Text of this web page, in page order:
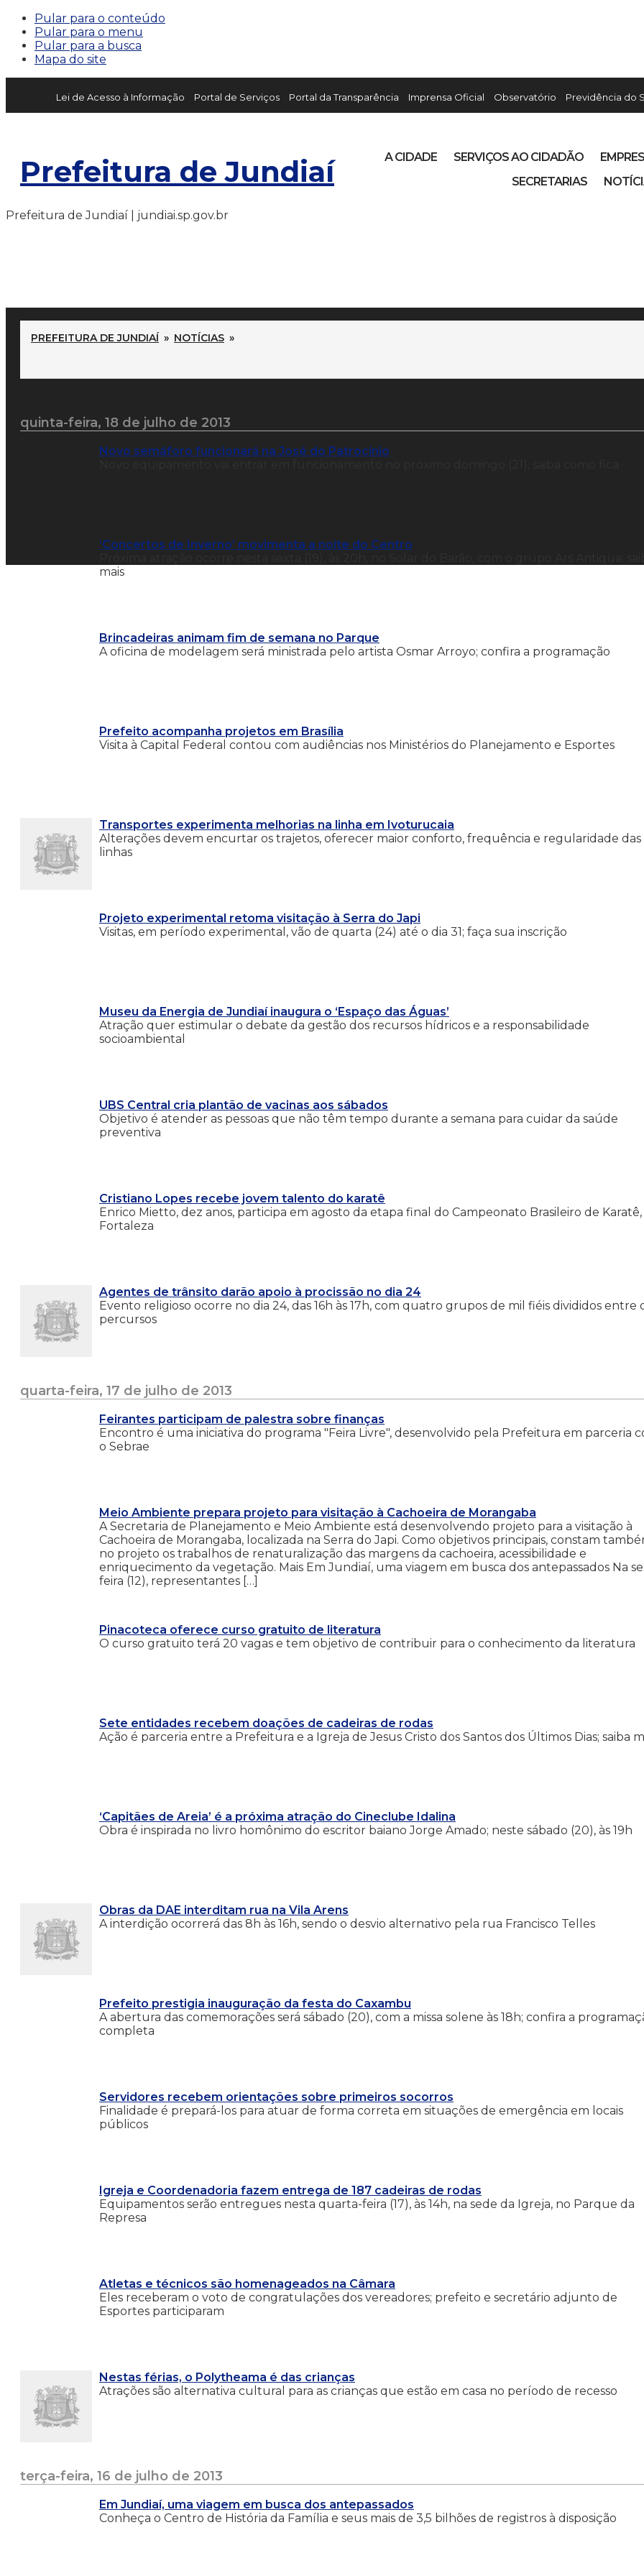
Pular para o conteúdo
Pular para o menu
Pular para a busca
Mapa do site
Lei de Acesso à Informação Portal de Serviços Portal da Transparência Imprensa Oficial Observatório Previdência do
Prefeitura de Jundiaí A CIDADE SERVIÇOS AO CIDADÃO
SECRETARIAS
Prefeitura de Jundiaí | jundiai.sp.gov.br
PREFEITURA DE JUNDIAÍ » NOTÍCIAS »
quinta-feira, 18 de julho de 2013
Novo semáforo funcionará na José do Patrocínio
‘Concertos de Inverno’ movimenta a noite do Centro
mais
Brincadeiras animam fim de semana no Parque
A oficina de modelagem será ministrada pelo artista Osmar Arroyo; confira a programação
Prefeito acompanha projetos em Brasília
Visita à Capital Federal contou com audiências nos Ministérios do Planejamento e Esportes
Transportes experimenta melhorias na linha em Ivoturucaia
Alterações devem encurtar os trajetos, oferecer maior conforto, frequência e regularidade das
linhas
Projeto experimental retoma visitação à Serra do Japi
Visitas, em período experimental, vão de quarta (24) até o dia 31; faça sua inscrição
Museu da Energia de Jundiaí inaugura o ‘Espaço das Águas’
Atração quer estimular o debate da gestão dos recursos hídricos e a responsabilidade
socioambiental
UBS Central cria plantão de vacinas aos sábados
Objetivo é atender as pessoas que não têm tempo durante a semana para cuidar da saúde
preventiva
Cristiano Lopes recebe jovem talento do karatê
Enrico Mietto, dez anos, participa em agosto da etapa final do Campeonato Brasileiro de
Fortaleza
Agentes de trânsito darão apoio à procissão no dia 24
Evento religioso ocorre no dia 24, das 16h às 17h, com quatro grupos de mil fiéis divididos entre
percursos
quarta-feira, 17 de julho de 2013
Feirantes participam de palestra sobre finanças
Encontro é uma iniciativa do programa "Feira Livre", desenvolvido pela Prefeitura em parceria
o Sebrae
Meio Ambiente prepara projeto para visitação à Cachoeira de Morangaba
A Secretaria de Planejamento e Meio Ambiente está desenvolvendo projeto para a visitação à
Cachoeira de Morangaba, localizada na Serra do Japi. Como objetivos principais, constam
no projeto os trabalhos de renaturalização das margens da cachoeira, acessibilidade e
enriquecimento da vegetação. Mais Em Jundiaí, uma viagem em busca dos antepassados Na
feira (12), representantes […]
Pinacoteca oferece curso gratuito de literatura
O curso gratuito terá 20 vagas e tem objetivo de contribuir para o conhecimento da literatura
Sete entidades recebem doações de cadeiras de rodas
Ação é parceria entre a Prefeitura e a Igreja de Jesus Cristo dos Santos dos Últimos Dias; saiba
‘Capitães de Areia’ é a próxima atração do Cineclube Idalina
Obra é inspirada no livro homônimo do escritor baiano Jorge Amado; neste sábado (20), às 19h
Obras da DAE interditam rua na Vila Arens
A interdição ocorrerá das 8h às 16h, sendo o desvio alternativo pela rua Francisco Telles
Prefeito prestigia inauguração da festa do Caxambu
A abertura das comemorações será sábado (20), com a missa solene às 18h; confira a
completa
Servidores recebem orientações sobre primeiros socorros
Finalidade é prepará-los para atuar de forma correta em situações de emergência em locais
públicos
Igreja e Coordenadoria fazem entrega de 187 cadeiras de rodas
Equipamentos serão entregues nesta quarta-feira (17), às 14h, na sede da Igreja, no Parque da
Represa
Atletas e técnicos são homenageados na Câmara
Eles receberam o voto de congratulações dos vereadores; prefeito e secretário adjunto de
Esportes participaram
Nestas férias, o Polytheama é das crianças
Atrações são alternativa cultural para as crianças que estão em casa no período de recesso
terça-feira, 16 de julho de 2013
Em Jundiaí, uma viagem em busca dos antepassados
Conheça o Centro de História da Família e seus mais de 3,5 bilhões de registros à disposição